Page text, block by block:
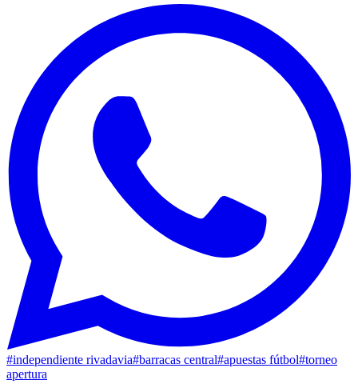
#independiente rivadavia#barracas central#apuestas fútbol#torneo
apertura